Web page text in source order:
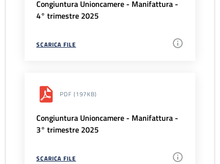
Congiuntura Unioncamere - Manifattura -
4° trimestre 2025
SCARICA FILE
PDF (197KB)
Congiuntura Unioncamere - Manifattura -
3° trimestre 2025
SCARICA FILE